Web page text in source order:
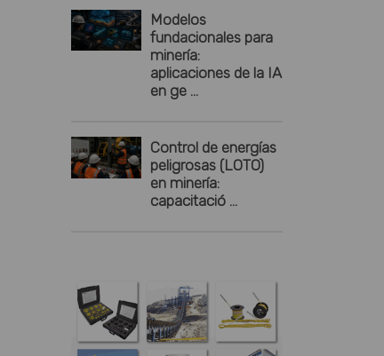
Modelos
fundacionales para
minería:
aplicaciones de la IA
en ge ...
Control de energías
peligrosas (LOTO)
en minería:
capacitació ...